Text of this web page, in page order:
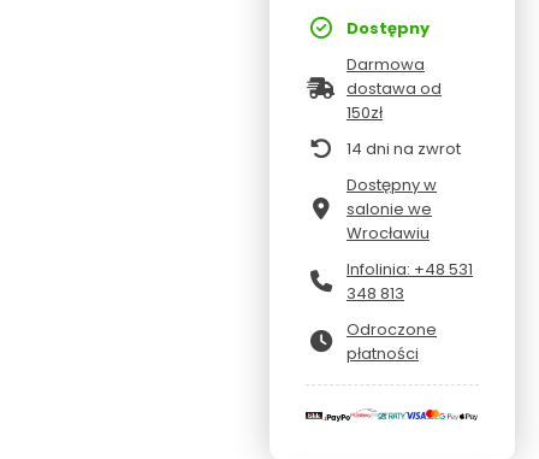
Dostępny
Darmowa
dostawa od
150zł
14 dni na zwrot
Dostępny w
salonie we
Wrocławiu
Infolinia: +48 531
348 813
Odroczone
płatności